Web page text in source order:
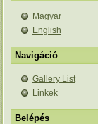
Magyar
English
Navigáció
Gallery List
Linkek
Belépés